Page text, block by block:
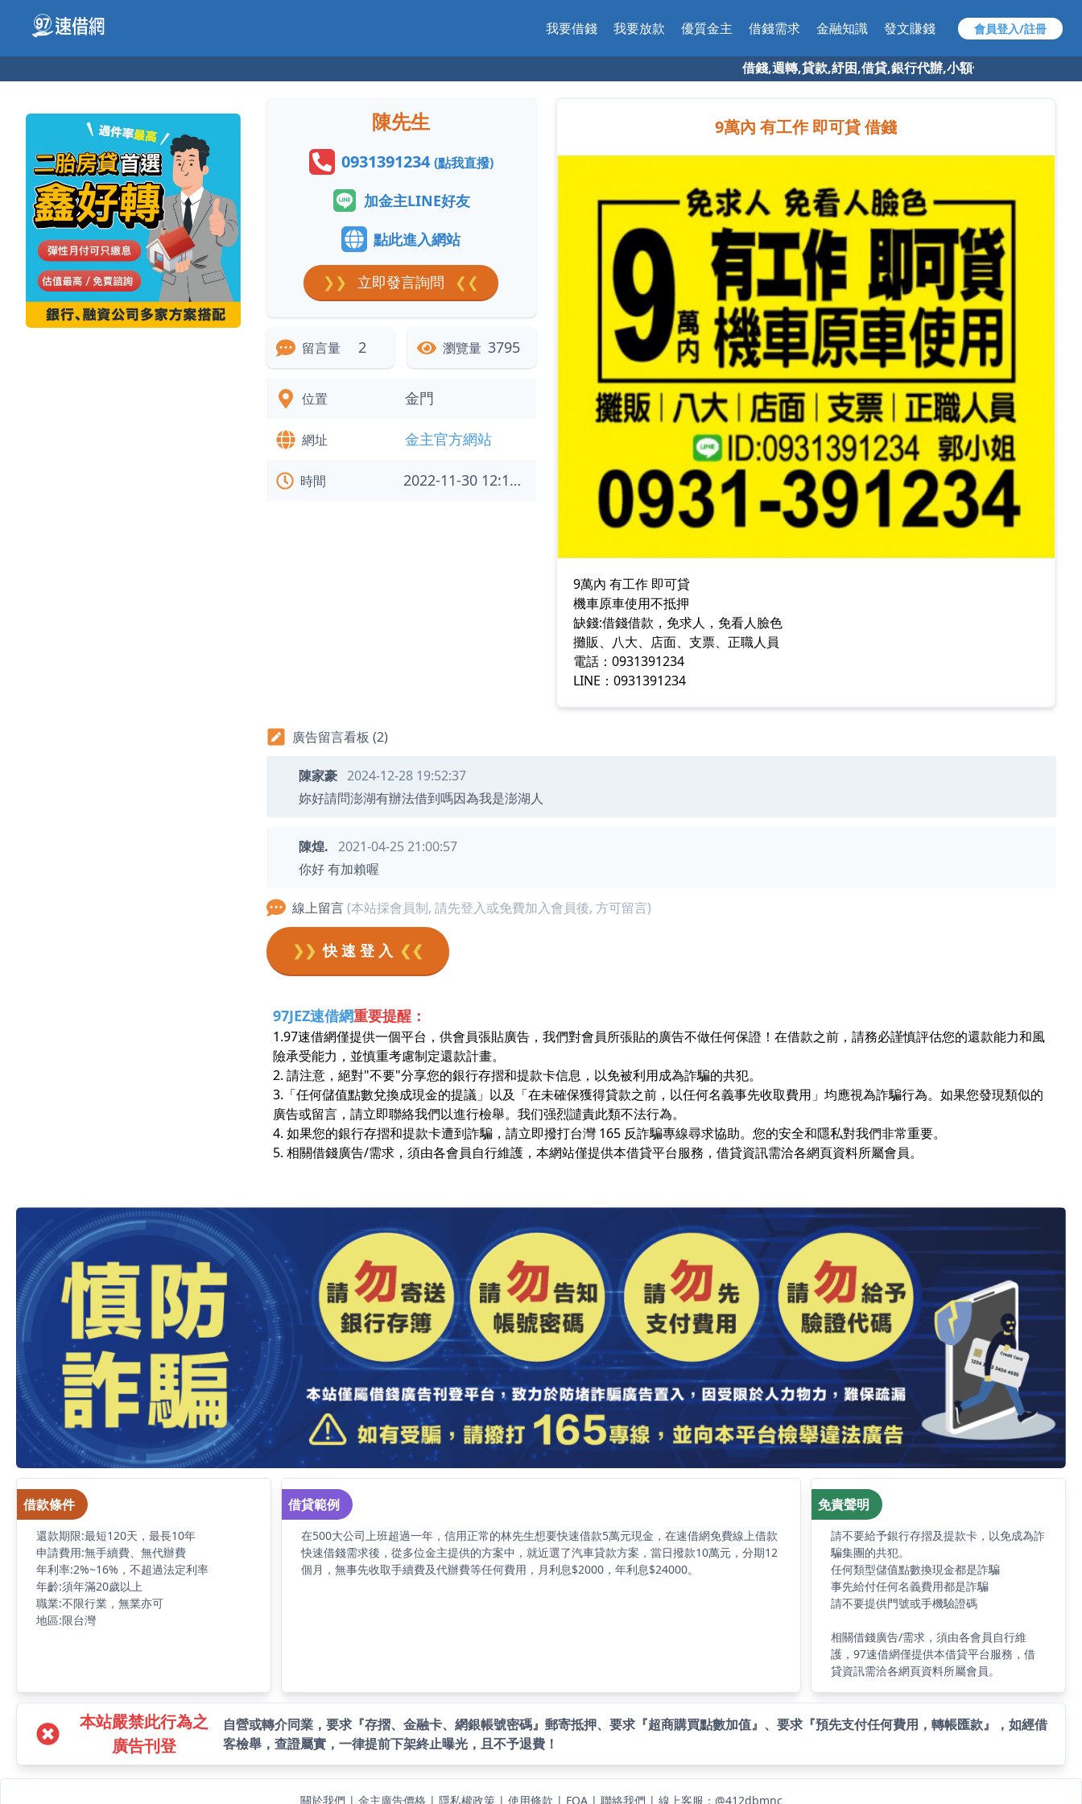
我要借錢 我要放款 優質金主 借錢需求 金融知識 發文賺錢 會員登入/註冊
借錢,週轉,貸款,紓困,借貸,銀行代辦,小額借款,快速借錢 找 97
陳先生
0931391234 (點我直撥)
加金主LINE好友
點此進入網站
❯❯ 立即發言詢問 ❮❮
留言量 2 瀏覽量 3795
位置 金門
網址 金主官方網站
時間 2022-11-30 12:19:46
9萬內 有工作 即可貸 借錢
9萬內 有工作 即可貸
機車原車使用不抵押
缺錢:借錢借款，免求人，免看人臉色
攤販、八大、店面、支票、正職人員
電話：0931391234
LINE：0931391234
廣告留言看板 (2)
陳家豪 2024-12-28 19:52:37
妳好請問澎湖有辦法借到嗎因為我是澎湖人
陳煌. 2021-04-25 21:00:57
你好 有加賴喔
線上留言(本站採會員制, 請先登入或免費加入會員後, 方可留言)
❯❯ 快 速 登 入 ❮❮
97JEZ速借網重要提醒：
1.97速借網僅提供一個平台，供會員張貼廣告，我們對會員所張貼的廣告不做任何保證！在借款之前，請務必謹慎評估您的還款能力和風
險承受能力，並慎重考慮制定還款計畫。
2. 請注意，絕對"不要"分享您的銀行存摺和提款卡信息，以免被利用成為詐騙的共犯。
3.「任何儲值點數兌換成現金的提議」以及「在未確保獲得貸款之前，以任何名義事先收取費用」均應視為詐騙行為。如果您發現類似的
廣告或留言，請立即聯絡我們以進行檢舉。我们强烈譴責此類不法行為。
4. 如果您的銀行存摺和提款卡遭到詐騙，請立即撥打台灣 165 反詐騙專線尋求協助。您的安全和隱私對我們非常重要。
5. 相關借錢廣告/需求，須由各會員自行維護，本網站僅提供本借貸平台服務，借貸資訊需洽各網頁資料所屬會員。
借款條件
還款期限:最短120天，最長10年
申請費用:無手續費、無代辦費
年利率:2%~16%，不超過法定利率
年齡:須年滿20歲以上
職業:不限行業，無業亦可
地區:限台灣
借貸範例
在500大公司上班超過一年，信用正常的林先生想要快速借款5萬元現金，在速借網免費線上借款
快速借錢需求後，從多位金主提供的方案中，就近選了汽車貸款方案，當日撥款10萬元，分期12
個月，無事先收取手續費及代辦費等任何費用，月利息$2000，年利息$24000。
免責聲明
請不要給予銀行存摺及提款卡，以免成為詐
騙集團的共犯。
任何類型儲值點數換現金都是詐騙
事先給付任何名義費用都是詐騙
請不要提供門號或手機驗證碼
相關借錢廣告/需求，須由各會員自行維
護，97速借網僅提供本借貸平台服務，借
貸資訊需洽各網頁資料所屬會員。
本站嚴禁此行為之
廣告刊登
自營或轉介同業，要求『存摺、金融卡、網銀帳號密碼』郵寄抵押、要求『超商購買點數加值』、要求『預先支付任何費用，轉帳匯款』，如經借
客檢舉，查證屬實，一律提前下架終止曝光，且不予退費！
關於我們 | 金主廣告價格| 隱私權政策| 使用條款 | FQA| 聯絡我們 | 線上客服：@412dbmnc